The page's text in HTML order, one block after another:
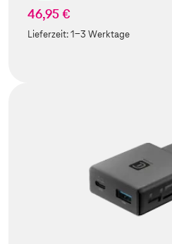
46,95 €
Lieferzeit:1-3 Werktage